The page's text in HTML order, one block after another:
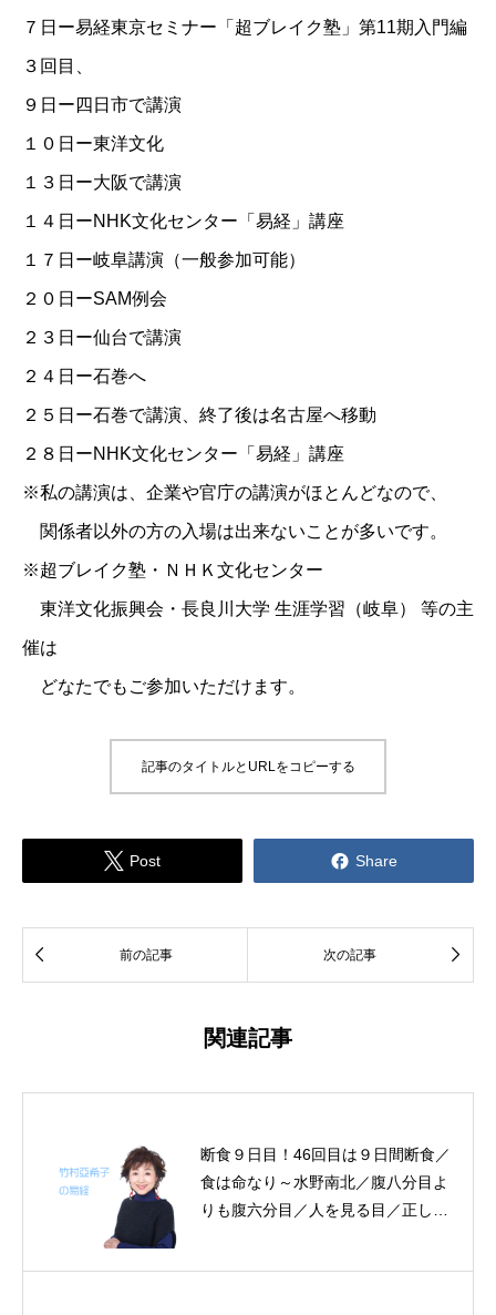
７日ー易経東京セミナー「超ブレイク塾」第11期入門編
３回目、
９日ー四日市で講演
１０日ー東洋文化
１３日ー大阪で講演
１４日ーNHK文化センター「易経」講座
１７日ー岐阜講演（一般参加可能）
２０日ーSAM例会
２３日ー仙台で講演
２４日ー石巻へ
２５日ー石巻で講演、終了後は名古屋へ移動
２８日ーNHK文化センター「易経」講座
※私の講演は、企業や官庁の講演がほとんどなので、
関係者以外の方の入場は出来ないことが多いです。
※超ブレイク塾・ＮＨＫ文化センター
東洋文化振興会・長良川大学 生涯学習（岐阜） 等の主
催は
どなたでもご参加いただけます。
記事のタイトルとURLをコピーする
 Post  Share
 前の記事 次の記事 
関連記事
断食９日目！46回目は９日間断食／
食は命なり～水野南北／腹八分目よ
りも腹六分目／人を見る目／正しい